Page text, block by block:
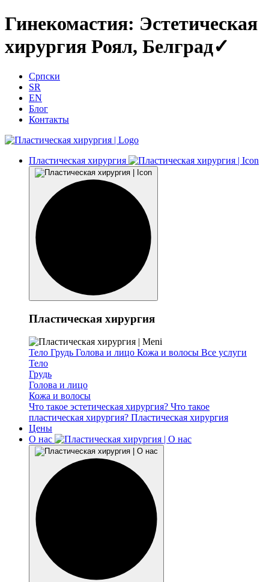
Гинекомастия: Эстетическая
хирургия Роял, Белград✓
Српски
SR
EN
Блог
Контакты
Пластическая хирургия
Пластическая хирургия
Тело Грудь Голова и лицо Кожа и волосы Все услуги
Тело
Грудь
Голова и лицо
Кожа и волосы
Что такое эстетическая хирургия? Что такое
пластическая хирургия? Пластическая хирургия
Цены
О нас